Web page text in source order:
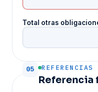
Total otras
05 REFERENCIAS
Referencia